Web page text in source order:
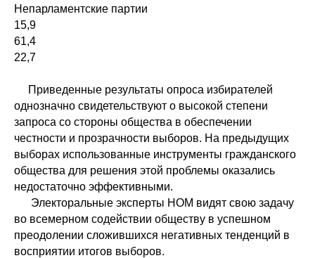
Непарламентские партии
15,9
61,4
22,7
Приведенные результаты опроса избирателей
однозначно свидетельствуют о высокой степени
запроса со стороны общества в обеспечении
честности и прозрачности выборов. На предыдущих
выборах использованные инструменты гражданского
общества для решения этой проблемы оказались
недостаточно эффективными.
Электоральные эксперты НОМ видят свою задачу
во всемерном содействии обществу в успешном
преодолении сложившихся негативных тенденций в
восприятии итогов выборов.